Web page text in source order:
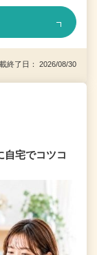
終了日： 2026/08/30
自宅でコツコ